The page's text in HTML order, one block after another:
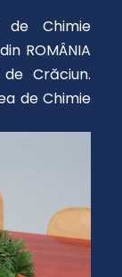
de Chimie
ROMÂNIA
Crăciun.
de Chimie